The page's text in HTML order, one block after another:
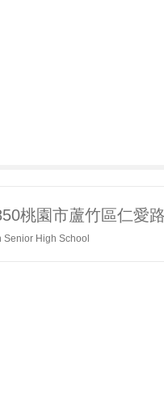
桃園市蘆竹區仁愛
Senior High School